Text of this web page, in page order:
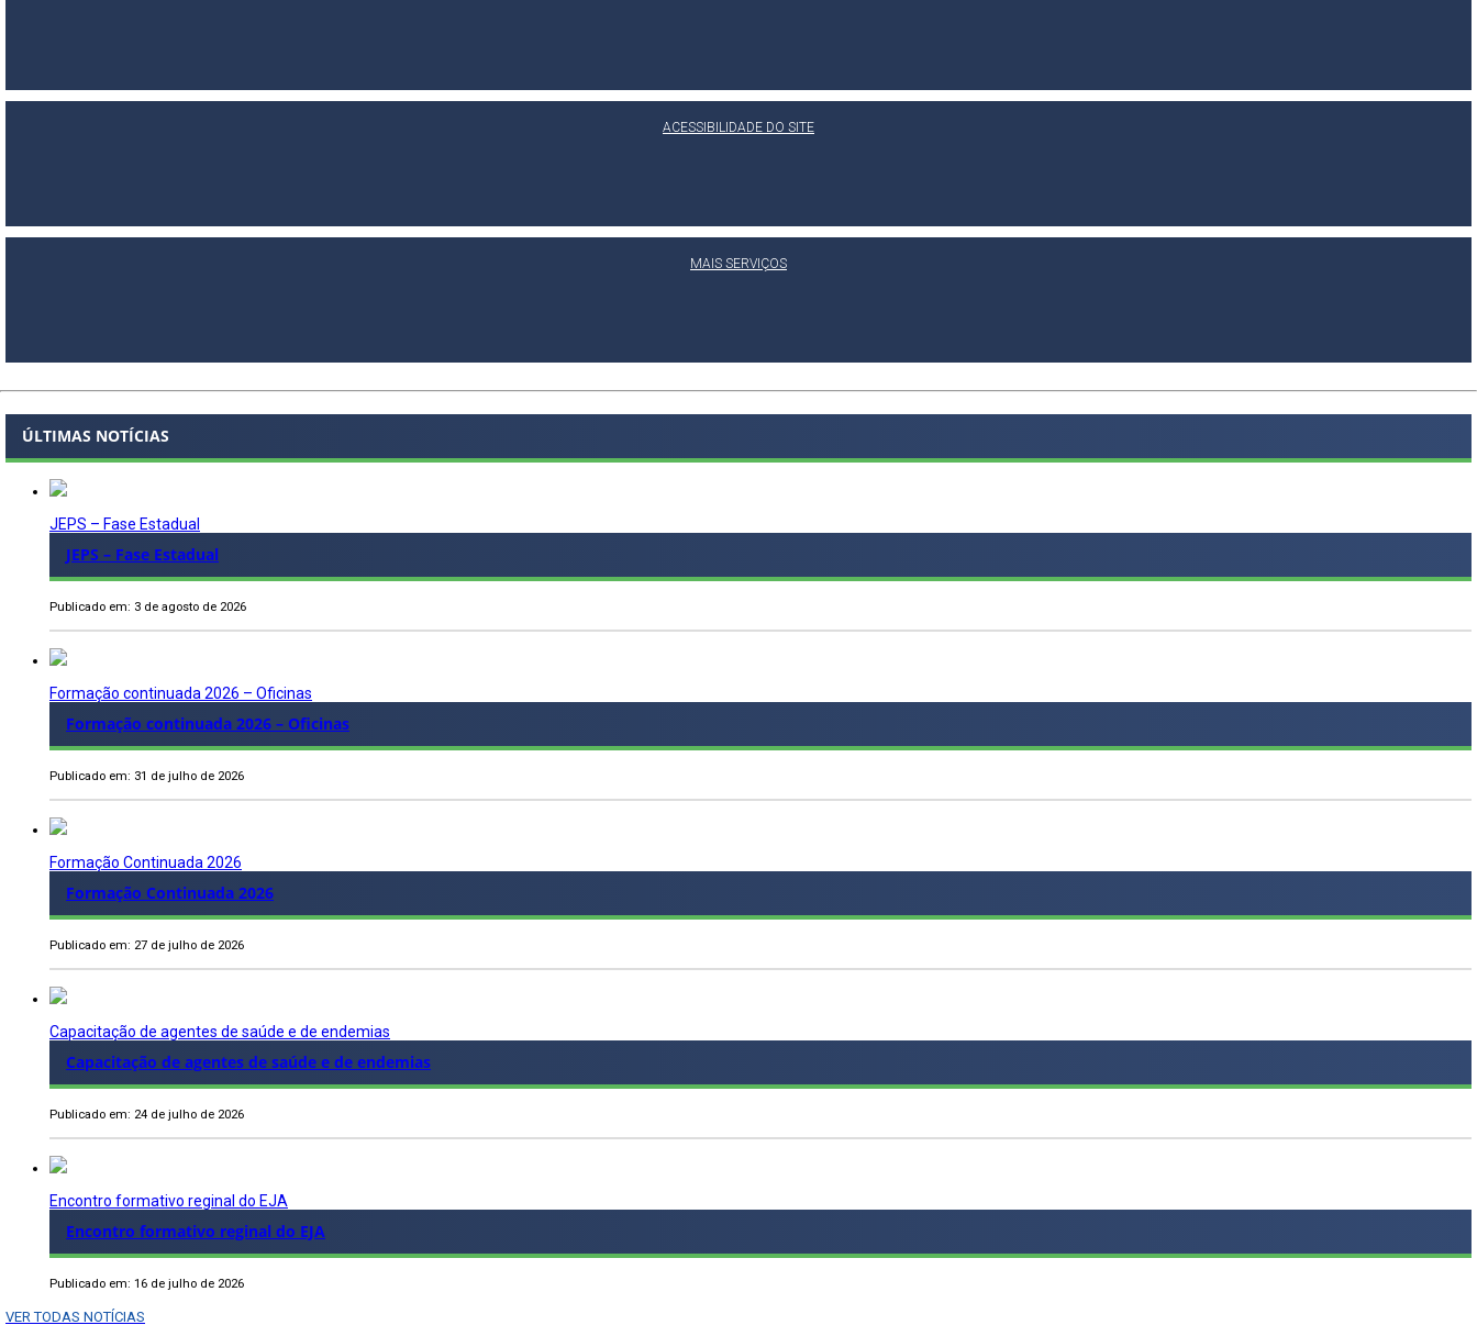
ACESSIBILIDADE DO SITE
MAIS SERVIÇOS
ÚLTIMAS NOTÍCIAS
JEPS – Fase Estadual
JEPS – Fase Estadual
Publicado em: 3 de agosto de 2026
Formação continuada 2026 – Oficinas
Formação continuada 2026 – Oficinas
Publicado em: 31 de julho de 2026
Formação Continuada 2026
Formação Continuada 2026
Publicado em: 27 de julho de 2026
Capacitação de agentes de saúde e de endemias
Capacitação de agentes de saúde e de endemias
Publicado em: 24 de julho de 2026
Encontro formativo reginal do EJA
Encontro formativo reginal do EJA
Publicado em: 16 de julho de 2026
VER TODAS NOTÍCIAS